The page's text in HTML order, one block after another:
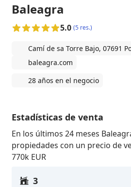
Baleagra
5.0 (5 res.)
Camí de sa Torre Bajo, 07691
baleagra.com
28 años en el negocio
Estadísticas de venta
En los últimos 24 meses
propiedades con un precio de
770k EUR
3